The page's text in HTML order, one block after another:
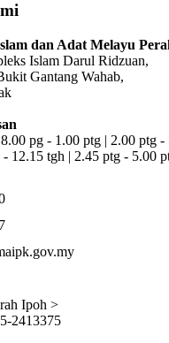
dan Adat Melayu
Islam Darul Ridzuan,
Gantang Wahab,
pg - 1.00 ptg | 2.00 ptg -
- 12.15 tgh | 2.45 ptg - 5.00
Ipoh >